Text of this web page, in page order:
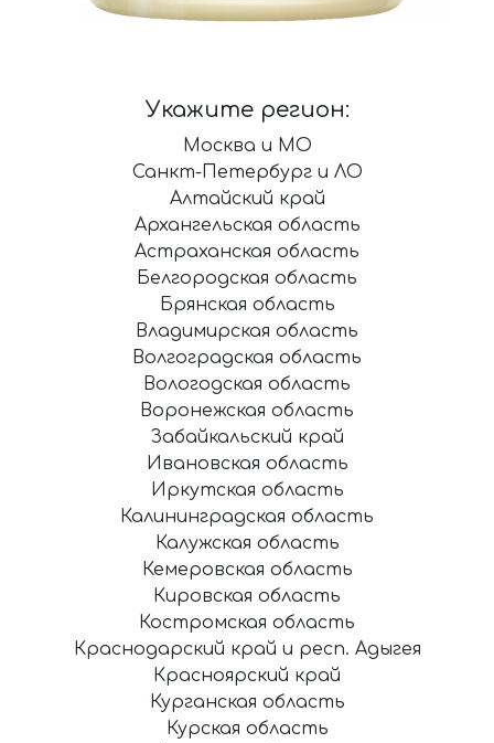
Укажите регион:
Москва и МО
Санкт-Петербург и ЛО
Алтайский край
Архангельская область
Астраханская область
Белгородская область
Брянская область
Владимирская область
Волгоградская область
Вологодская область
Воронежская область
Забайкальский край
Ивановская область
Иркутская область
Калининградская область
Калужская область
Кемеровская область
Кировская область
Костромская область
Краснодарский край и респ. Адыгея
Красноярский край
Курганская область
Курская область